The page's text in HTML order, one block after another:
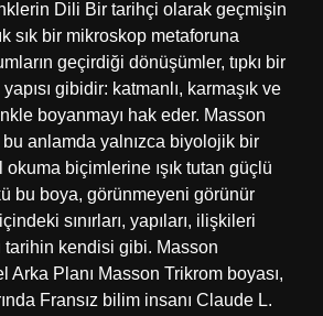
Dili Bir tarihçi olarak geçmişin
sık bir mikroskop metaforuna
geçirdiği dönüşümler, tıpkı bir
gibidir: katmanlı, karmaşık ve
boyanmayı hak eder. Masson
bu anlamda yalnızca biyolojik bir
biçimlerine ışık tutan güçlü
bu boya, görünmeyeni görünür
sınırları, yapıları, ilişkileri
tarihin kendisi gibi. Masson
Arka Planı Masson Trikrom boyası,
Fransız bilim insanı Claude L.